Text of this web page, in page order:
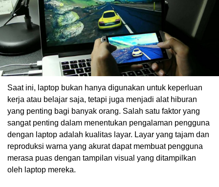
Saat ini, laptop bukan hanya digunakan untuk keperluan
kerja atau belajar saja, tetapi juga menjadi alat hiburan
yang penting bagi banyak orang. Salah satu faktor yang
sangat penting dalam menentukan pengalaman pengguna
dengan laptop adalah kualitas layar. Layar yang tajam dan
reproduksi warna yang akurat dapat membuat pengguna
merasa puas dengan tampilan visual yang ditampilkan
oleh laptop mereka.